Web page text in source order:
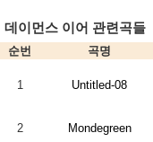
데이먼스 이어 관련곡들
순번 곡명
1 Untitled-08
2
Mondegreen